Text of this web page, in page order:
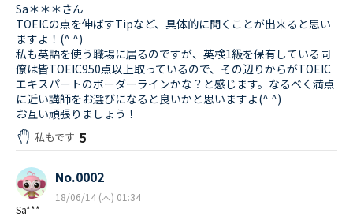
Sa＊＊＊さん
TOEICの点を伸ばすTipなど、具体的に聞くことが出来ると思い
ますよ！(^ ^)
私も英語を使う職場に居るのですが、英検1級を保有している同
僚は皆TOEIC950点以上取っているので、その辺りからがTOEIC
エキスパートのボーダーラインかな？と感じます。なるべく満点
に近い講師をお選びになると良いかと思いますよ(^ ^)
お互い頑張りましょう！
私もです 5
Sa***
No.0002
18/06/14 (木) 01:34